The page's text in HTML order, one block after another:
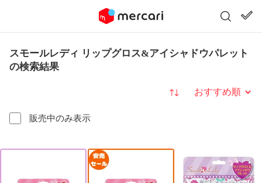
スモールレディ リップグロス&アイシャドウパレット
の検索結果
販売中のみ表示
並び替え